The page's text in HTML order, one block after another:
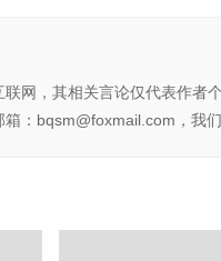
联网，其相关言论仅代表作
：bqsm@foxmail.com，我们